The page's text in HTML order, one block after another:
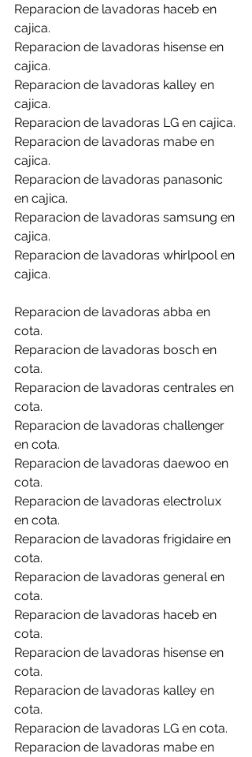
Reparacion de lavadoras haceb en
cajica.
Reparacion de lavadoras hisense en
cajica.
Reparacion de lavadoras kalley en
cajica.
Reparacion de lavadoras LG en cajica.
Reparacion de lavadoras mabe en
cajica.
Reparacion de lavadoras panasonic
en cajica.
Reparacion de lavadoras samsung en
cajica.
Reparacion de lavadoras whirlpool en
cajica.
Reparacion de lavadoras abba en
cota.
Reparacion de lavadoras bosch en
cota.
Reparacion de lavadoras centrales en
cota.
Reparacion de lavadoras challenger
en cota.
Reparacion de lavadoras daewoo en
cota.
Reparacion de lavadoras electrolux
en cota.
Reparacion de lavadoras frigidaire en
cota.
Reparacion de lavadoras general en
cota.
Reparacion de lavadoras haceb en
cota.
Reparacion de lavadoras hisense en
cota.
Reparacion de lavadoras kalley en
cota.
Reparacion de lavadoras LG en cota.
Reparacion de lavadoras mabe en